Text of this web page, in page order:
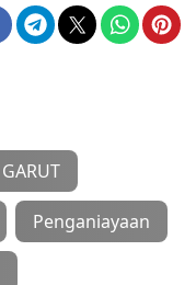
GARUT
Penganiayaan